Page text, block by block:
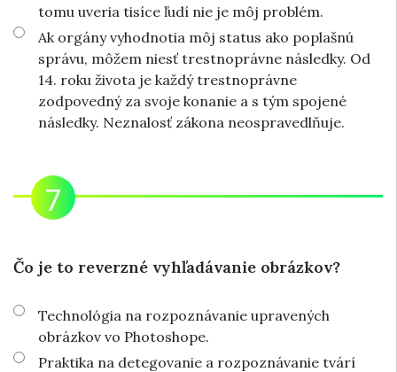
tomu uveria tisíce ľudí nie je môj problém.
Ak orgány vyhodnotia môj status ako poplašnú
správu, môžem niesť trestnoprávne následky. Od
14. roku života je každý trestnoprávne
zodpovedný za svoje konanie a s tým spojené
následky. Neznalosť zákona neospravedlňuje.
Čo je to reverzné vyhľadávanie obrázkov?
Technológia na rozpoznávanie upravených
obrázkov vo Photoshope.
Praktika na detegovanie a rozpoznávanie tvárí